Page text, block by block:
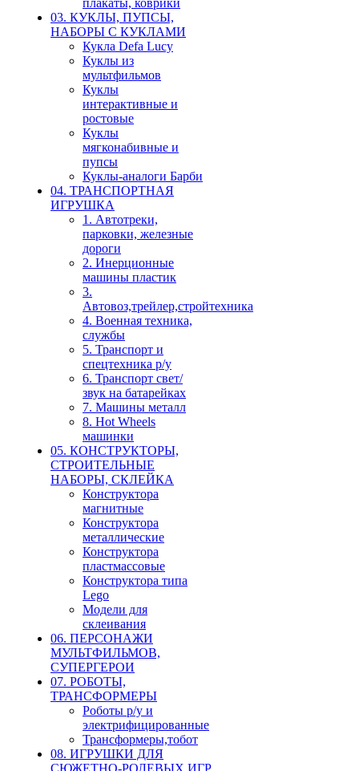
03. КУКЛЫ, ПУПСЫ,
НАБОРЫ С КУКЛАМИ
Кукла Defa Lucy
Куклы из
мультфильмов
Куклы
интерактивные и
ростовые
Куклы
мягконабивные и
пупсы
Куклы-аналоги Барби
04. ТРАНСПОРТНАЯ
ИГРУШКА
1. Автотреки,
парковки, железные
дороги
2. Инерционные
машины пластик
3.
Автовоз,трейлер,стройтехника
4. Военная техника,
службы
5. Транспорт и
спецтехника р/у
6. Транспорт свет/
звук на батарейках
7. Машины металл
8. Hot Wheels
машинки
05. КОНСТРУКТОРЫ,
СТРОИТЕЛЬНЫЕ
НАБОРЫ, СКЛЕЙКА
Конструктора
магнитные
Конструктора
металлические
Конструктора
пластмассовые
Конструктора типа
Lego
Модели для
склеивания
06. ПЕРСОНАЖИ
МУЛЬТФИЛЬМОВ,
СУПЕРГЕРОИ
07. РОБОТЫ,
ТРАНСФОРМЕРЫ
Роботы р/у и
электрифицированные
Трансформеры,тобот
08. ИГРУШКИ ДЛЯ
СЮЖЕТНО-РОЛЕВЫХ ИГР